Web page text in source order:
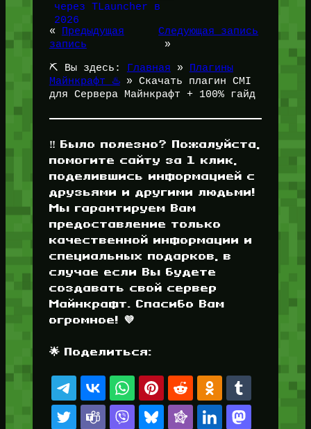
через TLauncher в
2026
«
Предыдущая
запись
Следующая запись
»
⛏️ Вы здесь: Главная »
Плагины
Майнкрафт ♨️» Скачать плагин CMI
для Сервера Майнкрафт + 100% гайд
‼️ Было полезно? Пожалуйста,
помогите сайту за 1 клик,
поделившись информацией с
друзьями и другими людьми!
Мы гарантируем Вам
предоставление только
качественной информации и
специальных подарков, в
случае если Вы будете
создавать свой сервер
Майнкрафт. Спасибо Вам
огромное! 💜
🌟 Поделиться: